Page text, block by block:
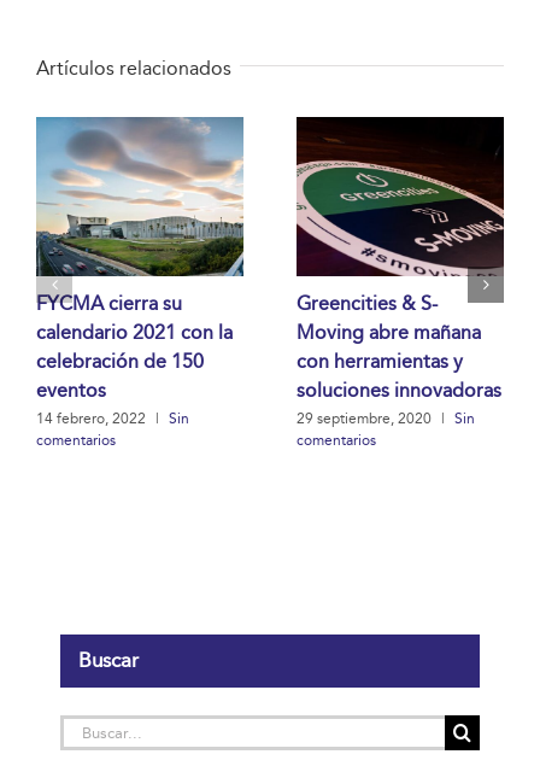
Artículos relacionados
FYCMA cierra su
calendario 2021 con la
celebración de 150
eventos
14 febrero, 2022
Sin
comentarios
Greencities & S-
Moving abre mañana
con herramientas y
soluciones innovadoras
29 septiembre, 2020
Sin
comentarios
Buscar
Buscar: